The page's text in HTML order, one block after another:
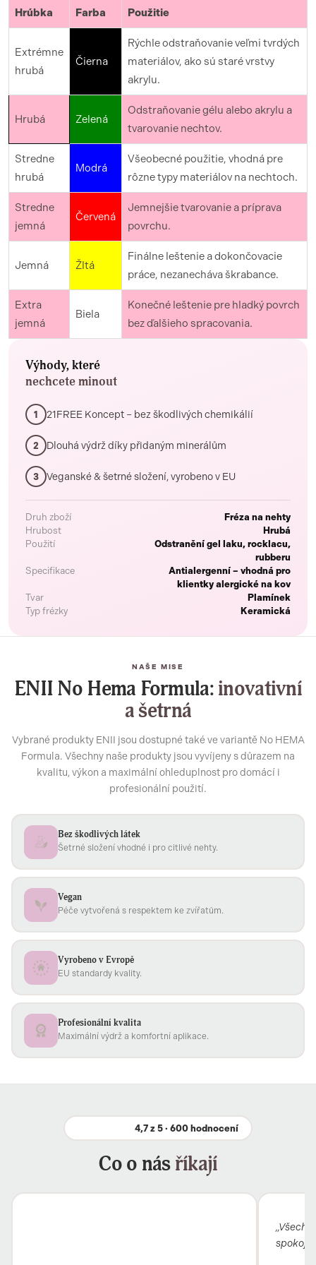
Hrúbka Farba Použitie
Extrémne
hrubá
Čierna
Rýchle odstraňovanie veľmi tvrdých
materiálov, ako sú staré vrstvy
akrylu.
Hrubá Zelená
Odstraňovanie gélu alebo akrylu a
tvarovanie nechtov.
Stredne
hrubá
Modrá
Všeobecné použitie, vhodná pre
rôzne typy materiálov na nechtoch.
Stredne
jemná
Červená
Jemnejšie tvarovanie a príprava
povrchu.
Jemná Žltá
Finálne leštenie a dokončovacie
práce, nezanecháva škrabance.
Extra
jemná
Biela
Konečné leštenie pre hladký povrch
bez ďalšieho spracovania.
Výhody, které
nechcete minout
1 21FREE Koncept – bez škodlivých chemikálií
2 Dlouhá výdrž díky přidaným minerálům
3 Veganské & šetrné složení, vyrobeno v EU
Druh zboží
Fréza na nehty
Hrubost
Hrubá
Použití
Odstranění gel laku, rocklacu,
rubberu
Specifikace
Antialergenní – vhodná pro
klientky alergické na kov
Tvar
Plamínek
Typ frézky
Keramická
NAŠE MISE
ENII No Hema Formula:inovativní
a šetrná
Vybrané produkty ENII jsou dostupné také ve variantě No HEMA
Formula. Všechny naše produkty jsou vyvíjeny s důrazem na
kvalitu, výkon a maximální ohleduplnost pro domácí i
profesionální použití.
Bez škodlivých látek
Šetrné složení vhodné i pro citlivé nehty.
Vegan
Péče vytvořená s respektem ke zvířatům.
Vyrobeno v Evropě
EU standardy kvality.
Profesionální kvalita
Maximální výdrž a komfortní aplikace.
4,7 z 5 · 600 hodnocení
Co o násříkají